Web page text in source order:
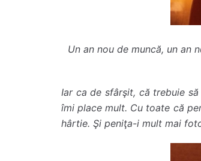
Un an nou de muncă, un an
Iar ca de sfârşit, că trebuie
îmi place mult. Cu toate că
hârtie. Şi peniţa-i mult mai